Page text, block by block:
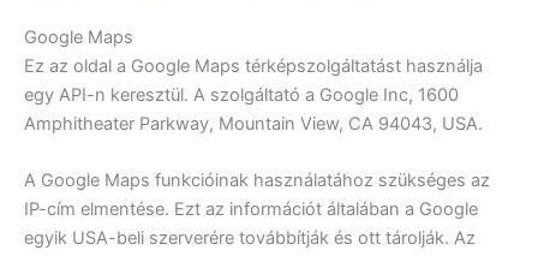
Google Maps
Ez az oldal a Google Maps térképszolgáltatást használja
egy API-n keresztül. A szolgáltató a Google Inc, 1600
Amphitheater Parkway, Mountain View, CA 94043, USA.
A Google Maps funkcióinak használatához szükséges az
IP-cím elmentése. Ezt az információt általában a Google
egyik USA-beli szerverére továbbítják és ott tárolják. Az